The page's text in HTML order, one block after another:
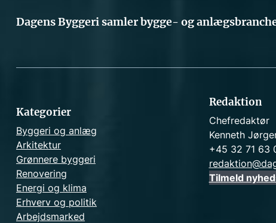
Dagens Byggeri samler bygge- og
Kategorier
Byggeri og anlæg
Arkitektur
Grønnere byggeri
Renovering
Energi og klima
Erhverv og politik
Arbejdsmarked
Redaktion
Chefredaktør
Kenneth
+45 32 71 63
Tilmeld